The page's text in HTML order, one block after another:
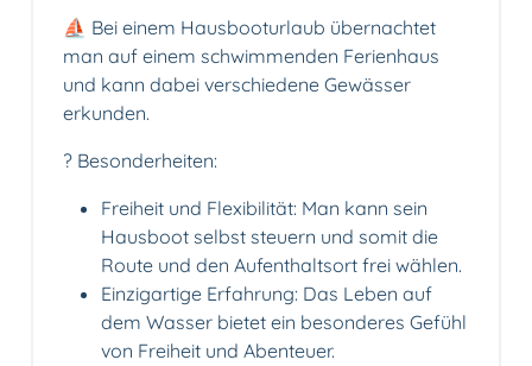
⛵ Bei einem Hausbooturlaub übernachtet
man auf einem schwimmenden Ferienhaus
und kann dabei verschiedene Gewässer
erkunden.
? Besonderheiten:
Freiheit und Flexibilität: Man kann sein
Hausboot selbst steuern und somit die
Route und den Aufenthaltsort frei wählen.
Einzigartige Erfahrung: Das Leben auf
dem Wasser bietet ein besonderes Gefühl
von Freiheit und Abenteuer.